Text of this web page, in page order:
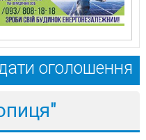
оголошення